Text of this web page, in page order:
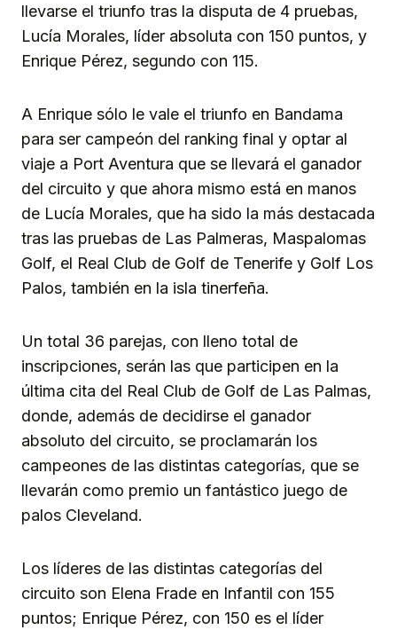
llevarse el triunfo tras la disputa de 4 pruebas,
Lucía Morales, líder absoluta con 150 puntos, y
Enrique Pérez, segundo con 115.
A Enrique sólo le vale el triunfo en Bandama
para ser campeón del ranking final y optar al
viaje a Port Aventura que se llevará el ganador
del circuito y que ahora mismo está en manos
de Lucía Morales, que ha sido la más destacada
tras las pruebas de Las Palmeras, Maspalomas
Golf, el Real Club de Golf de Tenerife y Golf Los
Palos, también en la isla tinerfeña.
Un total 36 parejas, con lleno total de
inscripciones, serán las que participen en la
última cita del Real Club de Golf de Las Palmas,
donde, además de decidirse el ganador
absoluto del circuito, se proclamarán los
campeones de las distintas categorías, que se
llevarán como premio un fantástico juego de
palos Cleveland.
Los líderes de las distintas categorías del
circuito son Elena Frade en Infantil con 155
puntos; Enrique Pérez, con 150 es el líder